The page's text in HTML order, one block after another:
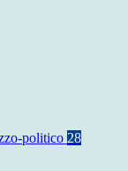
politico 28